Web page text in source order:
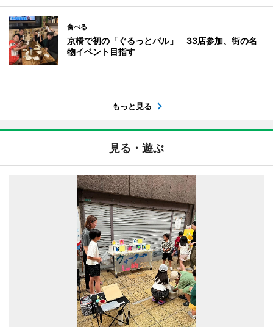
食べる
京橋で初の「ぐるっとバル」 33店参加、街の名
物イベント目指す
もっと見る
見る・遊ぶ